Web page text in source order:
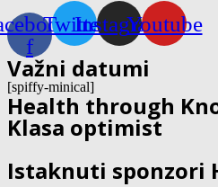
f
TwitterInstagramYoutube
Važni datumi
[spiffy-minical]
Health through
Klasa optimist
Istaknuti sponzori